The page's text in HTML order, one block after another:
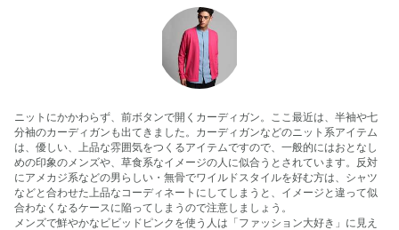
ニットにかかわらず、前ボタンで開くカーディガン。ここ最近は、半袖や七
分袖のカーディガンも出てきました。カーディガンなどのニット系アイテム
は、優しい、上品な雰囲気をつくるアイテムですので、一般的にはおとなし
めの印象のメンズや、草食系なイメージの人に似合うとされています。反対
にアメカジ系などの男らしい・無骨でワイルドスタイルを好む方は、シャツ
などと合わせた上品なコーディネートにしてしまうと、イメージと違って似
合わなくなるケースに陥ってしまうので注意しましょう。
メンズで鮮やかなビビッドピンクを使う人は「ファッション大好き」に見え